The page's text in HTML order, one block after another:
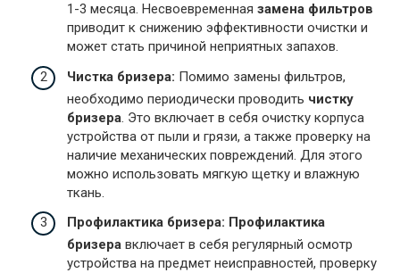
1-3 месяца. Несвоевременная замена фильтров
приводит к снижению эффективности очистки и
может стать причиной неприятных запахов.
Чистка бризера: Помимо замены фильтров,
необходимо периодически проводить чистку
бризера. Это включает в себя очистку корпуса
устройства от пыли и грязи, а также проверку на
наличие механических повреждений. Для этого
можно использовать мягкую щетку и влажную
ткань.
Профилактика бризера: Профилактика
бризера включает в себя регулярный осмотр
устройства на предмет неисправностей, проверку